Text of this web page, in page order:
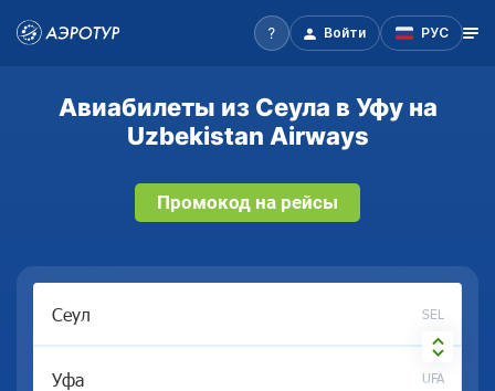
Войти РУС
Авиабилеты из Сеула в Уфу на
Uzbekistan Airways
Промокод на рейсы
SEL
UFA